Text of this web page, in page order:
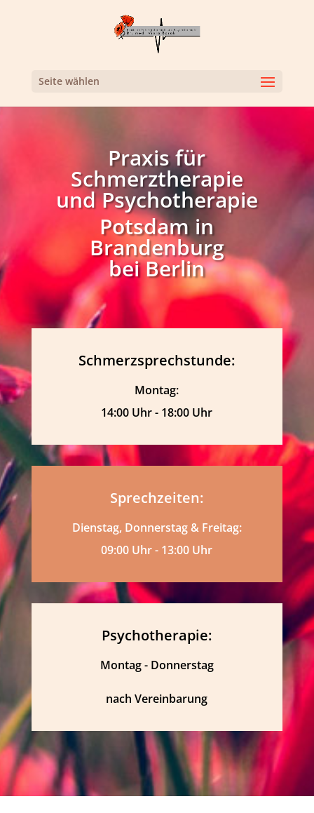
Seite wählen
Praxis für
Schmerztherapie
und Psychotherapie
Potsdam in
Brandenburg
bei Berlin
Schmerzsprechstunde:
Montag:
14:00 Uhr - 18:00 Uhr
Sprechzeiten:
Dienstag, Donnerstag & Freitag:
09:00 Uhr - 13:00 Uhr
Psychotherapie:
Montag - Donnerstag
nach Vereinbarung